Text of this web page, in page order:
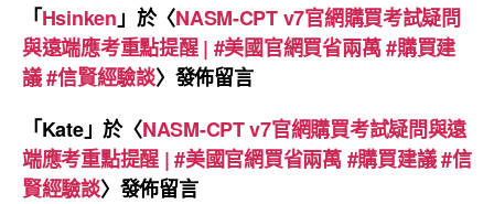
「Hsinken 」於〈NASM-CPT v7官網購買考試疑問
與遠端應考重點提醒 | #美國官網買省兩萬 #購買建
議 #信賢經驗談〉發佈留言
「Kate」於〈NASM-CPT v7官網購買考試疑問與遠
端應考重點提醒 | #美國官網買省兩萬 #購買建議 #信
賢經驗談〉發佈留言